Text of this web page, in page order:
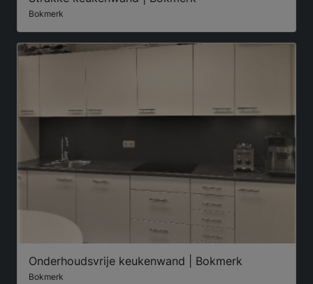
Bokmerk
Onderhoudsvrije keukenwand | Bokmerk
Bokmerk